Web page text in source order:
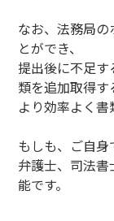
なお、法務局
とができ、
提出後に不足
類を追加取得す
より効率よく書
もしも、ご自身
弁護士、司法
能です。